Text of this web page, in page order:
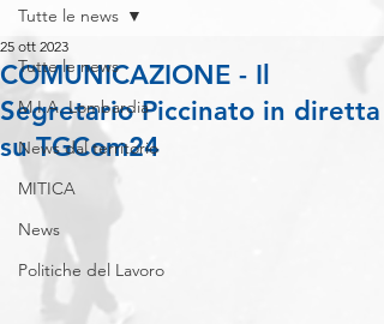
Tutte le news
M.I.A. Lombardia
News dal territorio
MITICA
News
Politiche del Lavoro
Tutte le news
COMUNICAZIONE - Il
Segretario Piccinato in diretta
su TGCom24
25 ott 2023